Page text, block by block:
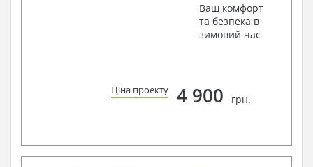
Ваш комфорт
та безпека в
зимовий час
Ціна проекту 4 900 грн.